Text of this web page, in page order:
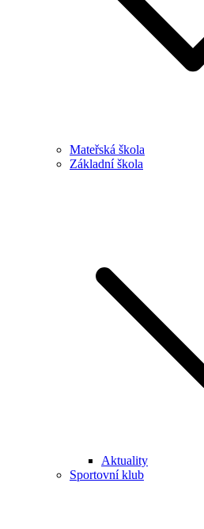
Mateřská škola
Základní škola
Aktuality
Sportovní klub